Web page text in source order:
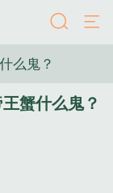
么鬼？
蟹什么鬼？